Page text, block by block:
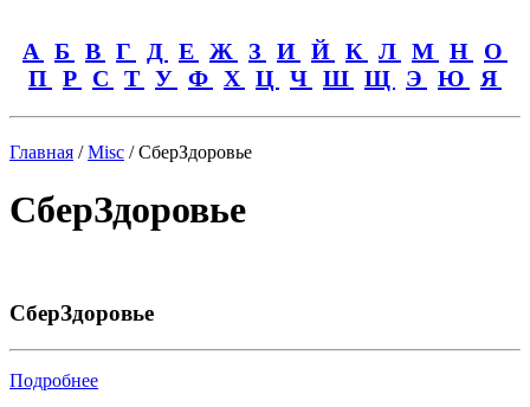
А Б В Г Д Е Ж З И Й К Л М Н
О
П Р С Т У Ф Х Ц Ч Ш Щ Э Ю Я
Главная /Misc / СберЗдоровье
СберЗдоровье
СберЗдоровье
Подробнее